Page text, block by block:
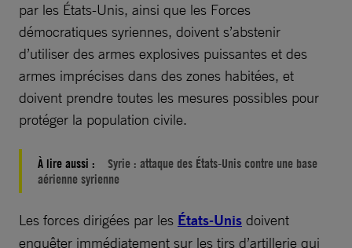
par les États-Unis, ainsi que les Forces
démocratiques syriennes, doivent s’abstenir
d’utiliser des armes explosives puissantes et des
armes imprécises dans des zones habitées, et
doivent prendre toutes les mesures possibles pour
protéger la population civile.
À lire aussi :
Syrie : attaque des États-Unis contre une base
aérienne syrienne
Les forces dirigées par les États-Unis doivent
enquêter immédiatement sur les tirs d’artillerie qui